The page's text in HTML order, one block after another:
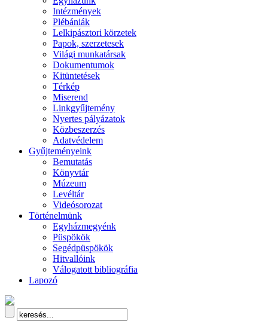
Intézmények
Plébániák
Lelkipásztori körzetek
Papok, szerzetesek
Világi munkatársak
Dokumentumok
Kitüntetések
Térkép
Miserend
Linkgyűjtemény
Nyertes pályázatok
Közbeszerzés
Adatvédelem
Gyűjteményeink
Bemutatás
Könyvtár
Múzeum
Levéltár
Videósorozat
Történelmünk
Egyházmegyénk
Püspökök
Segédpüspökök
Hitvallóink
Válogatott bibliográfia
Lapozó